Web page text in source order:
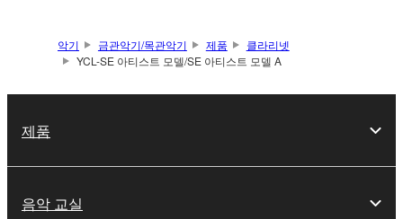
악기 금관악기/목관악기 제품
클라리넷
YCL-SE 아티스트 모델/SE 아티스트 모델 A
제품
음악 교실